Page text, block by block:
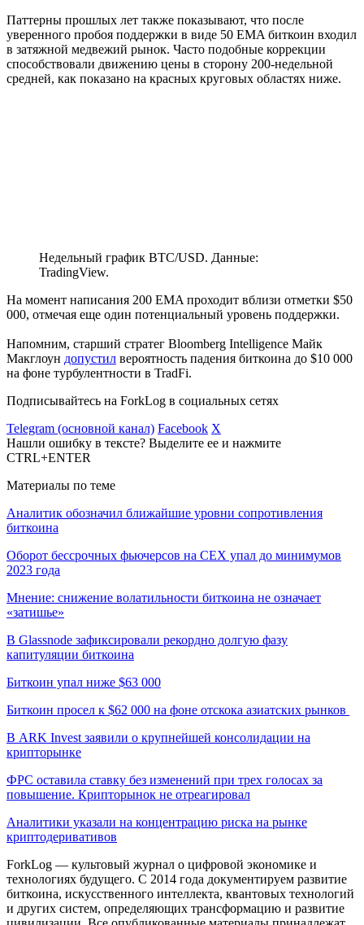
Паттерны прошлых лет также показывают, что после
уверенного пробоя поддержки в виде 50 EMA биткоин входил
в затяжной медвежий рынок. Часто подобные коррекции
способствовали движению цены в сторону 200-недельной
средней, как показано на красных круговых областях ниже.
Недельный график BTC/USD. Данные:
TradingView.
На момент написания 200 EMA проходит вблизи отметки $50
000, отмечая еще один потенциальный уровень поддержки.
Напомним, старший стратег Bloomberg Intelligence Майк
Макглоун допустил вероятность падения биткоина до $10 000
на фоне турбулентности в TradFi.
Подписывайтесь на ForkLog в социальных сетях
Telegram (основной канал) Facebook X
Нашли ошибку в тексте? Выделите ее и нажмите
CTRL+ENTER
Материалы по теме
Аналитик обозначил ближайшие уровни сопротивления
биткоина
Оборот бессрочных фьючерсов на CEX упал до минимумов
2023 года
Мнение: снижение волатильности биткоина не означает
«затишье»
В Glassnode зафиксировали рекордно долгую фазу
капитуляции биткоина
Биткоин упал ниже $63 000
Биткоин просел к $62 000 на фоне отскока азиатских рынков
В ARK Invest заявили о крупнейшей консолидации на
крипторынке
ФРС оставила ставку без изменений при трех голосах за
повышение. Крипторынок не отреагировал
Аналитики указали на концентрацию риска на рынке
криптодеривативов
ForkLog — культовый журнал о цифровой экономике и
технологиях будущего. С 2014 года документируем развитие
биткоина, искусственного интеллекта, квантовых технологий
и других систем, определяющих трансформацию и развитие